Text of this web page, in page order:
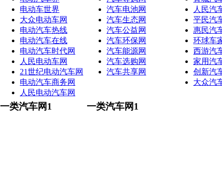
电动车世界
大众电动车网
电动汽车热线
电动汽车在线
电动汽车时代网
人民电动车网
21世纪电动汽车网
电动汽车商务网
人民电动汽车网
汽车电池网
汽车生态网
汽车公益网
汽车环保网
汽车能源网
汽车选购网
汽车共享网
人民汽
平民汽
惠民汽
环球车
西游汽
家用汽
创新汽
大众汽
一类汽车网1 一类汽车网1